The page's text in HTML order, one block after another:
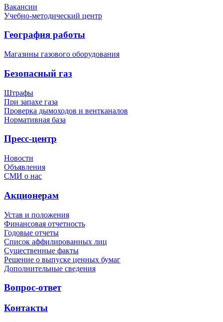
Вакансии
Учебно-методический центр
География работы
Магазины газового оборудования
Безопасный газ
Штрафы
При запахе газа
Проверка дымоходов и вентканалов
Нормативная база
Пресс-центр
Новости
Объявления
СМИ о нас
Акционерам
Устав и положения
Финансовая отчетность
Годовые отчеты
Список аффилированных лиц
Существенные факты
Решение о выпуске ценных бумаг
Дополнительные сведения
Вопрос-ответ
Контакты